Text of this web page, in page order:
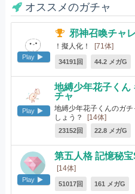
オススメのガチャ
Play
邪神召喚チャ
！擬人化！ [71体]
34191回 44.2 メガG
Play
地縛少年花子くん
チャ
地縛少年花子くんのガ
しょう？
[14体]
23152回 22.8 メガG
Play
第五人格 記憶秘
[14体]
51017回 161 メガG